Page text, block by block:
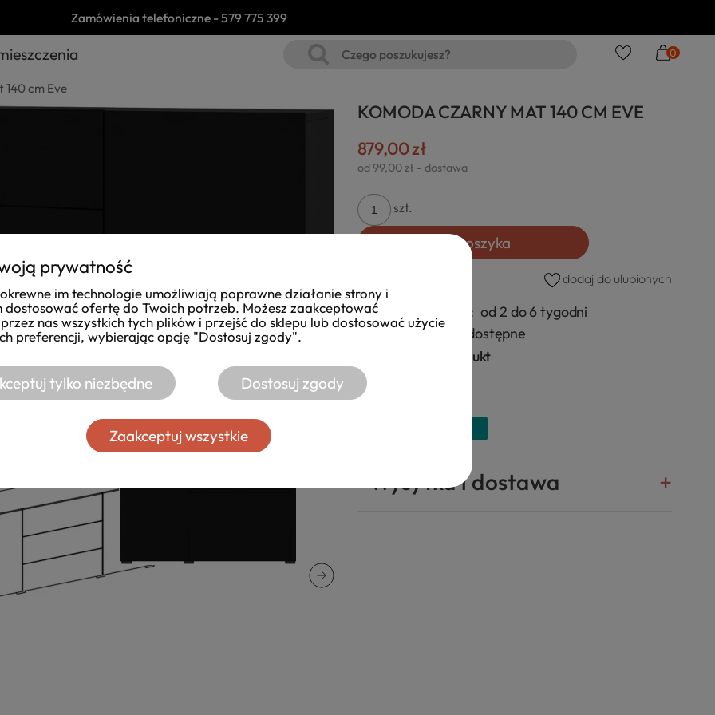
0
cm Eve
KOMODA CZARNY MAT 140 CM EVE
879,00 zł
od 99,00 zł - dostawa
szt.
Do koszyka
dodaj do ulubionych
Czas realizacji: od 2 do 6 tygodni
Dostępność:
dostępne
Zapytaj o produkt
Wysyłka i dostawa
Zamówienia telefoniczne -579 775 399
prywatność
im technologie umożliwiają poprawne działanie strony i
dostosować ofertę do Twoich potrzeb. Możesz zaakceptować
nas wszystkich tych plików i przejść do sklepu lub dostosować użycie
preferencji, wybierając opcję "Dostosuj zgody".
tylko niezbędne Dostosuj zgody
Zaakceptuj wszystkie